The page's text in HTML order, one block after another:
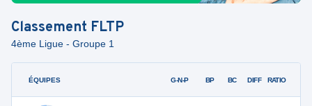
Classement FLTP
4ème Ligue - Groupe 1
ÉQUIPES G-N-P BP BC DIFF RATIO